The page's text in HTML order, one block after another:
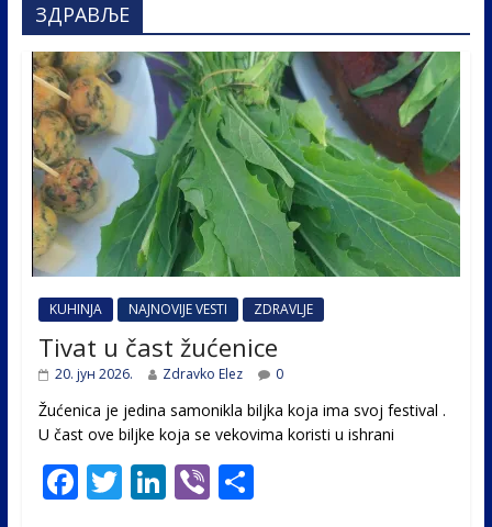
ЗДРАВЉЕ
KUHINJA NAJNOVIJE VESTI ZDRAVLJE
Tivat u čast žućenice
20. јун 2026. Zdravko Elez 0
Žućenica je jedina samonikla biljka koja ima svoj festival .
U čast ovе biljke koja se vekovima koristi u ishrani
F T Li Vi S